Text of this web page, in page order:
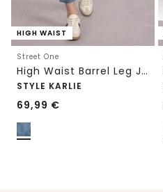
HIGH WAIST
Street One
High Waist Barrel Leg Jeans im Loose Fit
STYLE KARLIE
69,99 €